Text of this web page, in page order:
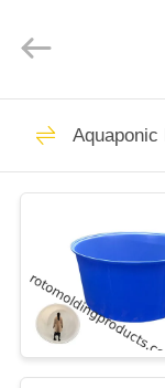
ÜRÜN:%
VİDEOLAR
Aquaponic